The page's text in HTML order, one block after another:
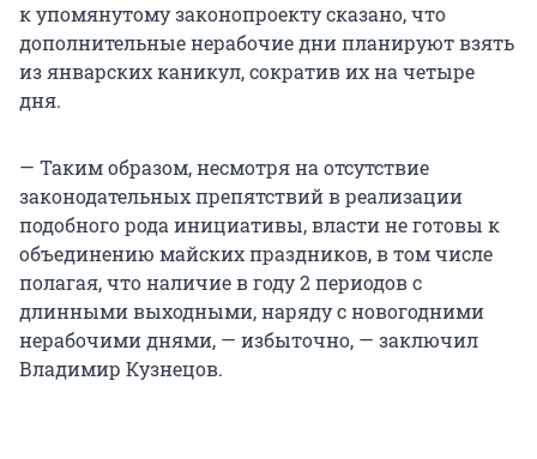
к упомянутому законопроекту сказано, что
дополнительные нерабочие дни планируют взять
из январских каникул, сократив их на четыре
дня.
— Таким образом, несмотря на отсутствие
законодательных препятствий в реализации
подобного рода инициативы, власти не готовы к
объединению майских праздников, в том числе
полагая, что наличие в году 2 периодов с
длинными выходными, наряду с новогодними
нерабочими днями, — избыточно, — заключил
Владимир Кузнецов.